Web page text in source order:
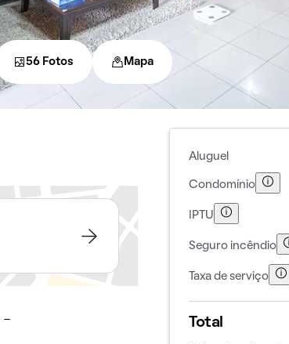
56 Fotos Mapa
-
Aluguel
Condomínio
IPTU
Seguro incêndio
Taxa de serviço
Total